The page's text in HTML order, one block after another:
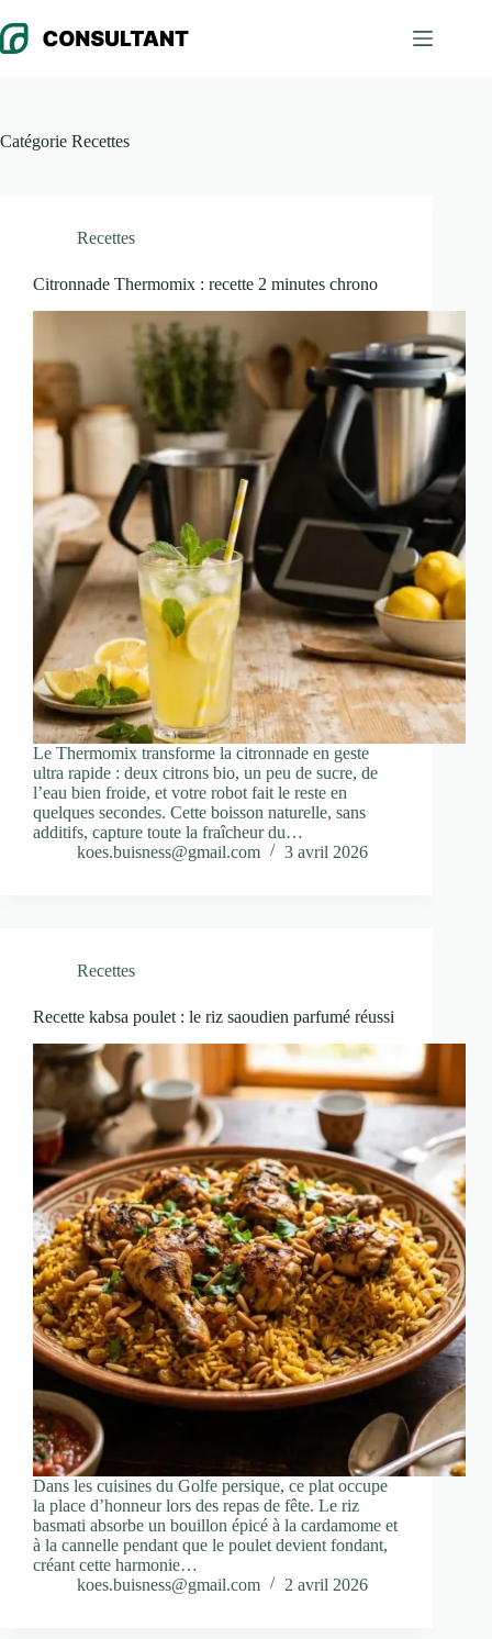
au
contenu
Catégorie Recettes
Recettes
Citronnade Thermomix : recette 2 minutes chrono
Le Thermomix transforme la citronnade en geste
ultra rapide : deux citrons bio, un peu de sucre, de
l’eau bien froide, et votre robot fait le reste en
quelques secondes. Cette boisson naturelle, sans
additifs, capture toute la fraîcheur du…
koes.buisness@gmail.com
3 avril 2026
Recettes
Recette kabsa poulet : le riz saoudien parfumé réussi
Dans les cuisines du Golfe persique, ce plat occupe
la place d’honneur lors des repas de fête. Le riz
basmati absorbe un bouillon épicé à la cardamome et
à la cannelle pendant que le poulet devient fondant,
créant cette harmonie…
koes.buisness@gmail.com
2 avril 2026